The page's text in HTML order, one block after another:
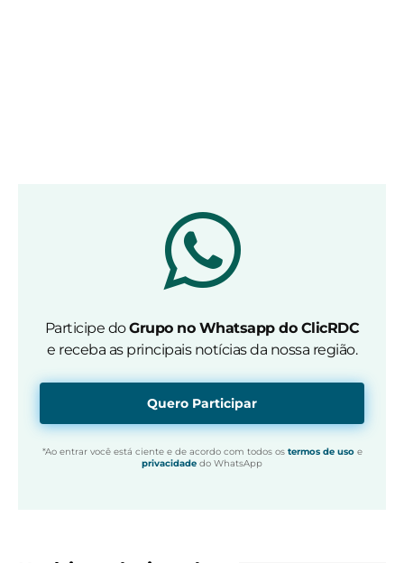
Participe doGrupo no Whatsapp do ClicRDC
e receba as principais notícias da nossa região.
Quero Participar
*Ao entrar você está ciente e de acordo com todos os termos de usoe
privacidade do WhatsApp